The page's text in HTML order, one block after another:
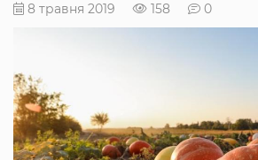
8 травня 2019 158 0